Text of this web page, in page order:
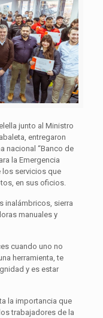
junto al Ministro
entregaron
nacional “Banco de
la Emergencia
los servicios que
en sus oficios.
inalámbricos, sierra
manuales y
cuando uno no
herramienta, te
y es estar
la importancia que
trabajadores de la